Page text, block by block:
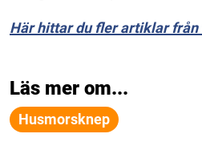
Här hittar du fler artiklar från
Läs mer om...
Husmorsknep